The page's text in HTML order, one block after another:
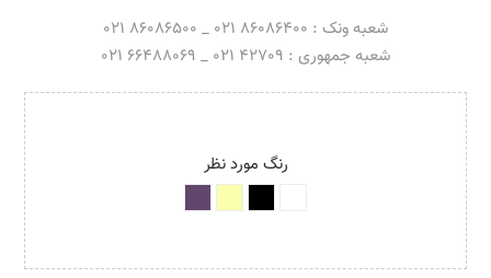
شعبه ونک : 86086400 021 _ 86086500 021
شعبه جمهوری : 42709 021 _ 66488069 021
رنگ مورد نظر